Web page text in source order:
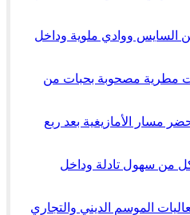
ووادي ملوية وداخل
مطرية مصحوبة بحبات من
مسار الأمازيغية بعد ربع
من سهول تادلة وداخل
الموسم الديني والتجاري